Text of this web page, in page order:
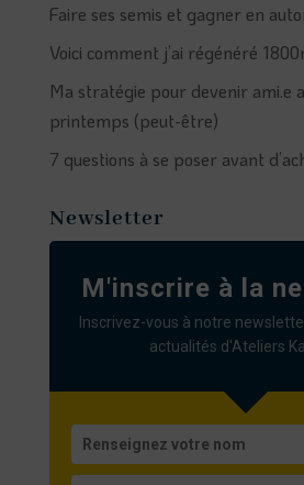
Faire ses semis et gagner en
Voici comment j’ai régénéré
Ma stratégie pour devenir ami.e
printemps (peut-être)
7 questions à se poser avant
Newsletter
M'inscrire à la
Inscrivez-vous à notre
actualités d'Ateliers